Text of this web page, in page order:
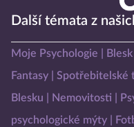
Další témata z
Moje Psychologie
Fantasy
Spotřebitelské
Blesku
Nemovitosti
psychologické mýty